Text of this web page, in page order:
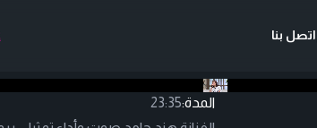
اتصل بنا
المدة:23:35